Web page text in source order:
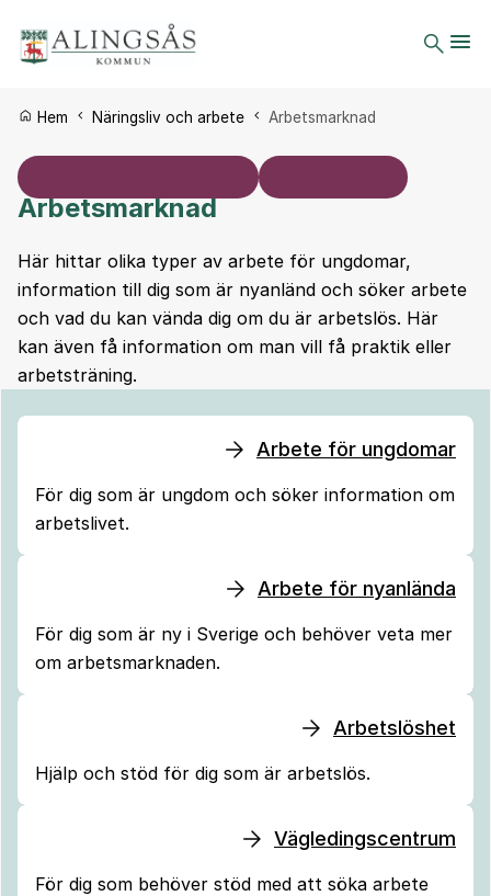
Du är här:
Hem Näringsliv och arbete Arbetsmarknad
Arbetsmarknad
Här hittar olika typer av arbete för ungdomar,
information till dig som är nyanländ och söker arbete
och vad du kan vända dig om du är arbetslös. Här
kan även få information om man vill få praktik eller
arbetsträning.
Arbete för ungdomar
För dig som är ungdom och söker information om
arbetslivet.
Arbete för nyanlända
För dig som är ny i Sverige och behöver veta mer
om arbetsmarknaden.
Arbetslöshet
Hjälp och stöd för dig som är arbetslös.
Vägledingscentrum
För dig som behöver stöd med att söka arbete